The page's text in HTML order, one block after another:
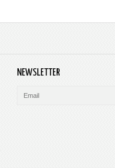
NEWSLETTER